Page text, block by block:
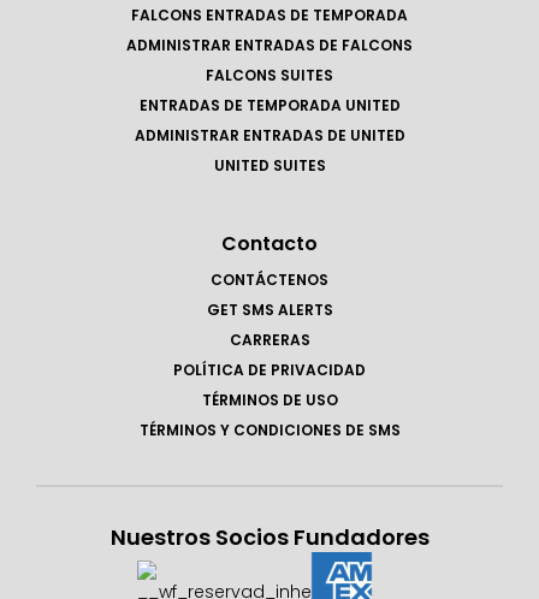
FALCONS ENTRADAS DE TEMPORADA
ADMINISTRAR ENTRADAS DE FALCONS
FALCONS SUITES
ENTRADAS DE TEMPORADA UNITED
ADMINISTRAR ENTRADAS DE UNITED
UNITED SUITES
Contacto
CONTÁCTENOS
GET SMS ALERTS
CARRERAS
POLÍTICA DE PRIVACIDAD
TÉRMINOS DE USO
TÉRMINOS Y CONDICIONES DE SMS
Nuestros Socios Fundadores